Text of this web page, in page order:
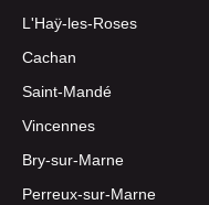
L'Haÿ-les-Roses
Cachan
Saint-Mandé
Vincennes
Bry-sur-Marne
Perreux-sur-Marne